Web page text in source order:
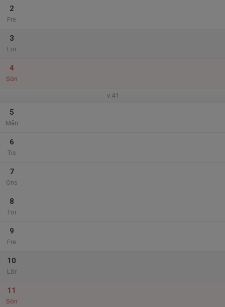
2
Fre
3
Lör
4
Sön
v.41
5
Mån
6
Tis
7
Ons
8
Tor
9
Fre
10
Lör
11
Sön